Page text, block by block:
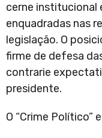
cerne institucional
enquadradas nas
legislação. O
firme de defesa
contrarie
presidente.
O “Crime Político”